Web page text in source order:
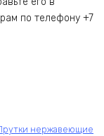
по телефону +7
нержавеющие